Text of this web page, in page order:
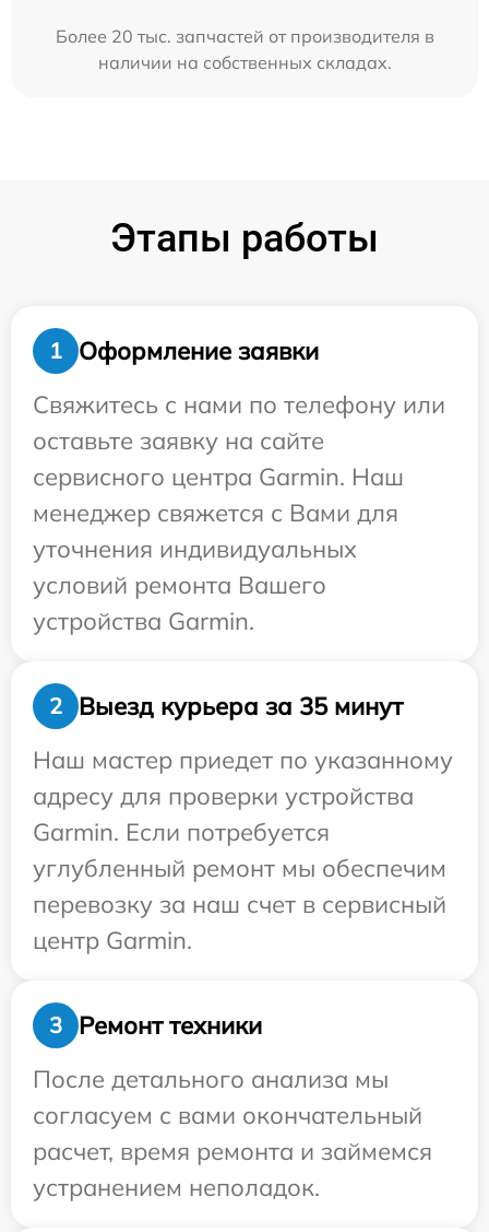
Более 20 тыс. запчастей от производителя в
наличии на собственных складах.
Этапы работы
1
Оформление заявки
Свяжитесь с нами по телефону или
оставьте заявку на сайте
сервисного центра Garmin. Наш
менеджер свяжется с Вами для
уточнения индивидуальных
условий ремонта Вашего
устройства Garmin.
2
Выезд курьера за 35 минут
Наш мастер приедет по указанному
адресу для проверки устройства
Garmin. Если потребуется
углубленный ремонт мы обеспечим
перевозку за наш счет в сервисный
центр Garmin.
3
Ремонт техники
После детального анализа мы
согласуем с вами окончательный
расчет, время ремонта и займемся
устранением неполадок.